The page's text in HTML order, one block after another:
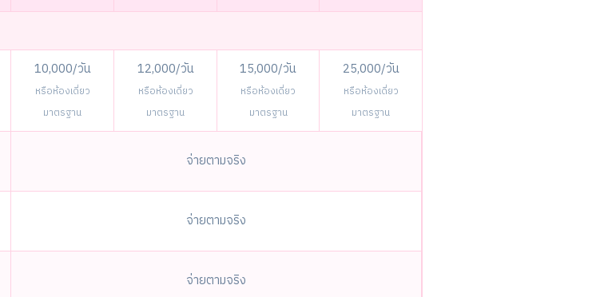
10,000/วัน
หรือห้องเดี่ยว
มาตรฐาน
12,000/วัน
หรือห้องเดี่ยว
มาตรฐาน
15,000/วัน
หรือห้องเดี่ยว
มาตรฐาน
25,000/วัน
หรือห้องเดี่ยว
มาตรฐาน
จ่ายตามจริง
จ่ายตามจริง
จ่ายตามจริง